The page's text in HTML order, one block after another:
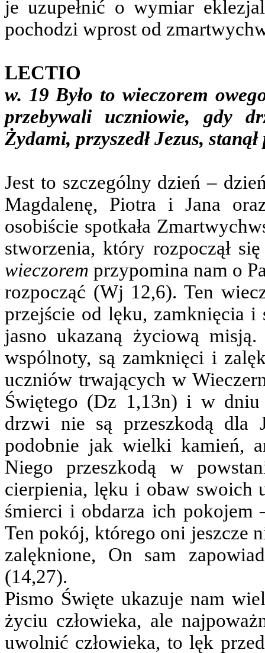
je uzupełnić o wymiar
pochodzi wprost od
LECTIO
w. 19 Było to wieczorem
przebywali uczniowie, gdy
Żydami, przyszedł Jezus,
Jest to szczególny dzień –
Magdalenę, Piotra i Jana
osobiście spotkała
stworzenia, który rozpoczął
wieczorem przypomina nam o
rozpocząć (Wj 12,6). Ten
przejście od lęku, zamknięcia
jasno ukazaną życiową
wspólnoty, są zamknięci i
uczniów trwających w
Świętego (Dz 1,13n) i w dniu
drzwi nie są przeszkodą dla
podobnie jak wielki kamień,
Niego przeszkodą w
cierpienia, lęku i obaw swoich
śmierci i obdarza ich pokojem
Ten pokój, którego oni jeszcze
zalęknione, On sam
(14,27).
Pismo Święte ukazuje nam
życiu człowieka, ale
uwolnić człowieka, to lęk